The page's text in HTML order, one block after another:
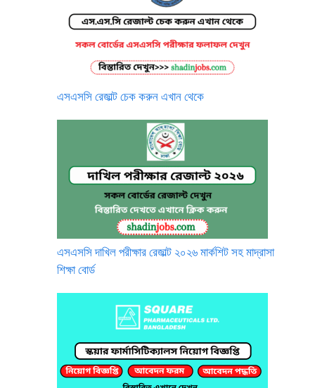
এসএসসি রেজাল্ট চেক করুন এখান থেকে
এসএসসি দাখিল পরীক্ষার রেজাল্ট ২০২৬ মার্কশিট সহ মাদ্রাসা
শিক্ষা বোর্ড